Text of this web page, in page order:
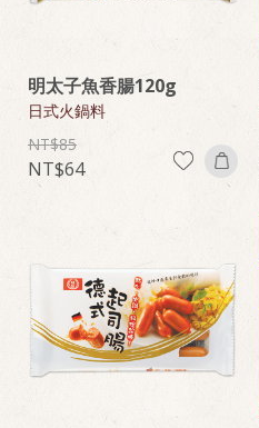
明太子魚香腸120g
日式火鍋料
85
64